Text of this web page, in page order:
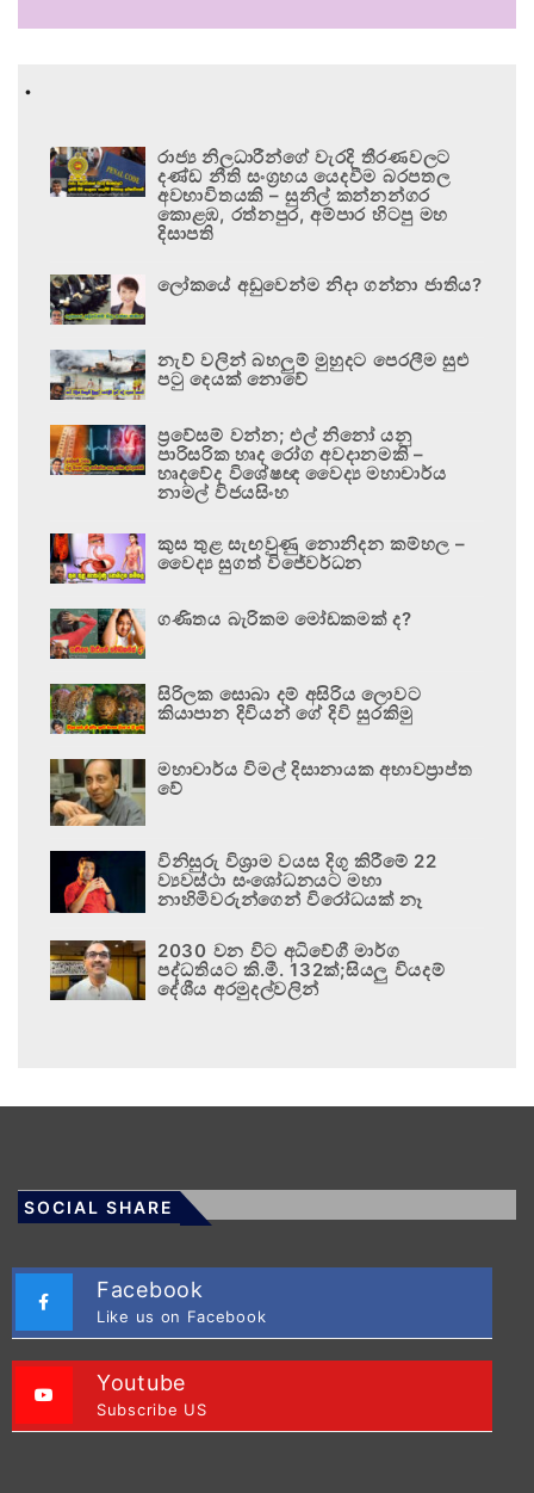
.
රාජ්‍ය නිලධාරීන්ගේ වැරදි තීරණවලට
දණ්ඩ නීති සංග්‍රහය යෙදවීම බරපතල
අවභාවිතයකි – සුනිල් කන්නන්ගර
කොළඹ, රත්නපුර, අම්පාර හිටපු මහ
දිසාපති
ලෝකයේ අඩුවෙන්ම නිදා ගන්නා ජාතිය?
නැව් වලින් බහලුම් මුහුදට පෙරලීම සුළු
පටු දෙයක් නොවේ
ප්‍රවේසම් වන්න; එල් නිනෝ යනු
පාරිසරික හෘද රෝග අවදානමකි –
හෘදවේද විශේෂඥ වෛද්‍ය මහාචාර්ය
නාමල් විජයසිංහ
කුස තුළ සැඟවුණු නොනිදන කම්හල –
වෛද්‍ය සුගත් විජේවර්ධන
ගණිතය බැරිකම මෝඩකමක් ද?
සිරිලක සොබා දම් අසිරිය ලොවට
කියාපාන දිවියන් ගේ දිවි සුරකිමු
මහාචාර්ය විමල් දිසානායක අභාවප්‍රාප්ත
වේ
විනිසුරු විශ්‍රාම වයස දිගු කිරීමේ 22
ව්‍යවස්ථා සංශෝධනයට මහා
නාහිමිවරුන්ගෙන් විරෝධයක් නෑ
2030 වන විට අධිවේගී මාර්ග
පද්ධතියට කි.මී. 132ක්;සියලු වියදම්
දේශීය අරමුදල්වලින්
SOCIAL SHARE
Facebook
Like us on Facebook
Youtube
Subscribe US